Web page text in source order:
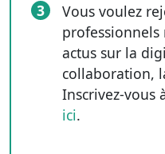
3
Vous voulez
professionnels
actus sur la
collaboration,
Inscrivez-vous
ici.